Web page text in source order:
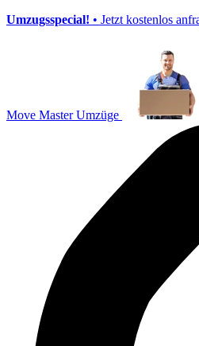
Umzugsspecial! • Jetzt kostenlos
Move Master Umzüge